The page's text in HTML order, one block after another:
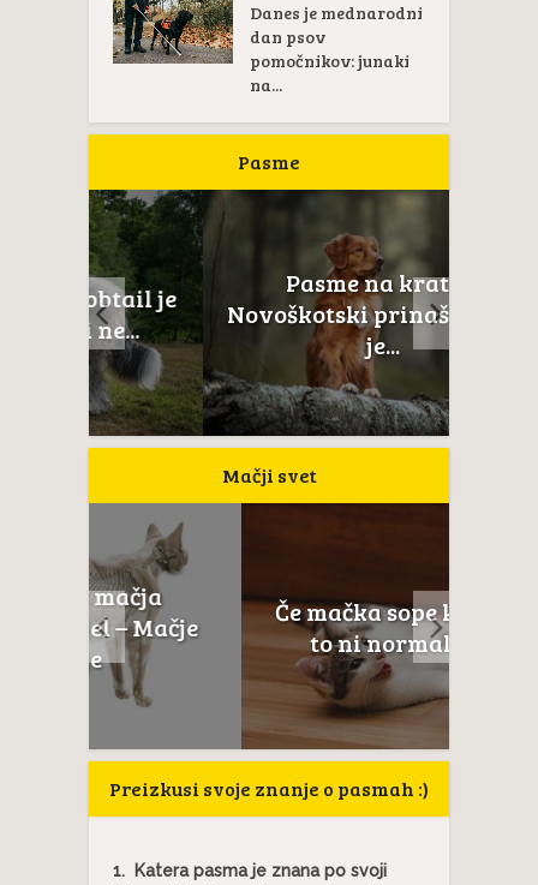
Danes je mednarodni
dan psov
pomočnikov: junaki
na...
Pasme
Pasme na kratko:
Novoškotski prinašalec rac
Mačji svet
Če mačka sope kakor pes –
to ni normalno, ne...
Preizkusi svoje znanje o pasmah :)
1.
Katera pasma je znana po svoji